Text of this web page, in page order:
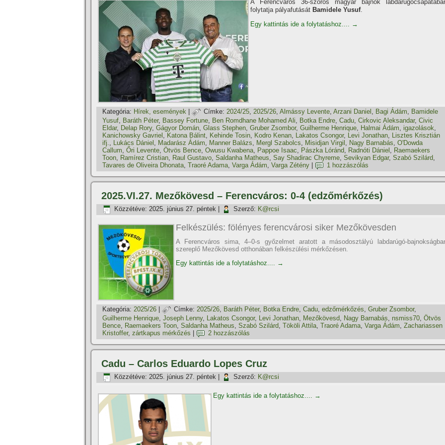
A Ferencváros 36-szoros magyar bajnok
folytatja pályafutását Bamidele Yusuf.
Egy kattintás ide a folytatáshoz.... →
Kategória: Hí­rek, események Címke: 2024/25, 2025/26, Almássy Levente, Arzani Daniel , Bagi Ádám, Bamidele
Yusuf, Baráth Péter, Bassey Fortune, Ben Romdhane Mohamed Ali, Botka Endre, Cadu, Cirkovic Aleksandar, Civic
Eldar, Delap Rory, Gágyor Domán, Glass Stephen, Gruber Zsombor, Guilherme Henrique, Halmai Ádám, igazolások,
Kanichowsky Gavriel , Katona Bálint, Kehinde Tosin, Kodro Kenan, Lakatos Csongor, Levi Jonathan, Lisztes Krisztián
ifj., Lukács Dániel , Madarász Ádám, Manner Balázs, Mergl Szabolcs, Misidjan Virgil , Nagy Barnabás, O'Dowda
Callum, Őri Levente, Ötvös Bence, Owusu Kwabena, Pappoe Isaac, Pászka Lóránd, Radnóti Dániel , Raemaekers
Toon, Ramí­rez Cristian, Raul Gustavo, Saldanha Matheus, Say Shadirac Chyreme, Sevikyan Edgar, Szabó Szilárd,
Tavares de Oliveira Dhonata, Traoré Adama, Varga Ádám, Varga Zétény 1 hozzászólás
2025.VI.27. Mezőkövesd – Ferencváros: 0-4 (edzőmérkőzés)
Közzétéve: 2025. június 27. péntek Szerző: K@rcsi
Felkészülés: fölényes ferencvárosi siker Mezőkövesden
A Ferencváros sima, 4–0-s győzelmet aratott a másodosztályú labdarúgó-
szereplő Mezőkövesd otthonában felkészülési mérkőzésen.
Egy kattintás ide a folytatáshoz.... →
Kategória: 2025/26 Címke: 2025/26, Baráth Péter, Botka Endre, Cadu, edzőmérkőzés, Gruber Zsombor,
Guilherme Henrique, Joseph Lenny, Lakatos Csongor, Levi Jonathan, Mezőkövesd, Nagy Barnabás, nsmiss70, Ötvös
Bence, Raemaekers Toon, Saldanha Matheus, Szabó Szilárd, Tököli Attila, Traoré Adama, Varga Ádám, Zachariassen
Kristoffer, zártkapus mérkőzés 2 hozzászólás
Cadu – Carlos Eduardo Lopes Cruz
Közzétéve: 2025. június 27. péntek Szerző: K@rcsi
Egy kattintás ide a folytatáshoz.... →